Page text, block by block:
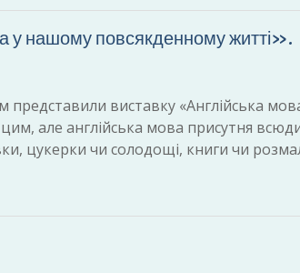
у нашому повсякденному житті».
представили виставку «Англійська
але англійська мова присутня
цукерки чи солодощі, книги чи